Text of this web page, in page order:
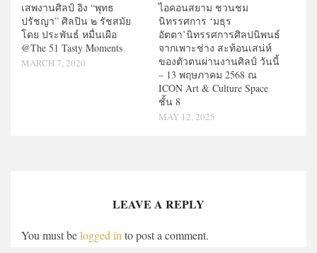
เสพงานศิลป์ อิง “พุทธ
ปรัชญา” ศิลปิน ๒ รัชสมัย
โดย ประพันธ์ หมื่นเผือ
@The 51 Tasty Moments
MARCH 7, 2020
ไอคอนสยาม ชวนชม
นิทรรศการ ‘มธุร
อัตตา’นิทรรศการศิลปนิพนธ์
จากเพาะช่าง สะท้อนเสน่ห์
ของตัวตนผ่านงานศิลป์ วันนี้
– 13 พฤษภาคม 2568 ณ
ICON Art & Culture Space
ชั้น 8
MAY 12, 2025
LEAVE A REPLY
You must belogged into post a comment.